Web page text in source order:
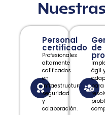
Personal
certificado
Profesionales
altamente
calificados
en
infraestructura,
seguridad
y
colaboración.
de
ágil
para